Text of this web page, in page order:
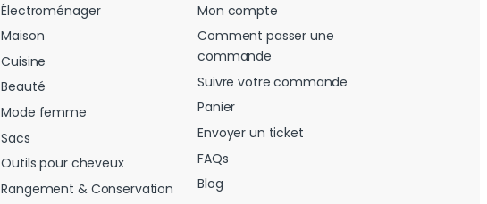
Électroménager
Maison
Cuisine
Beauté
Mode femme
Sacs
Outils pour cheveux
Rangement & Conservation
Mon compte
Comment passer une
commande
Suivre votre commande
Panier
Envoyer un ticket
FAQs
Blog